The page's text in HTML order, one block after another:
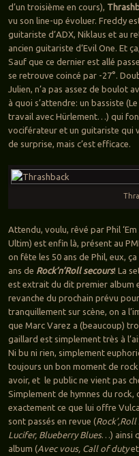
d’un troisième en cours),
vu son line-up évoluer. Freddy
guitariste d’ADX, Niklaus et au
ancien guitariste d’Evil One. Et
Sauf que ce dernier est allé
se retrouve coincé par -27°.
Julien, n’a pas assez de boulot
à quoi s’attendre: un bassiste
travail avec Hürlement…) qui
vociférateur et un guitariste qui
de surprise, mais c’est efficace.
Attendu, voulu, rêvé par Phil ‘Em
Ultim) est enfin là, présent au
on fête les 50 ans de Phil, eux,
ans de Rock’n’Roll secours! La
est extrait du dit premier album
revanche du prochain prévu
tranquillement sur scène, on a
que Marc Varez a (beaucoup)
gaillard est simplement très à
Ni bu ni rien, simplement
toujours un bon moment de
avoir, et le public ne vient pas
Simplement de hymnes du rock,
exactement ce que lui offre
sont passés en revue (Rock’,Roll
Lucifer, Blueberry Blues…) ainsi
album (Avec vous, Call of dutyet